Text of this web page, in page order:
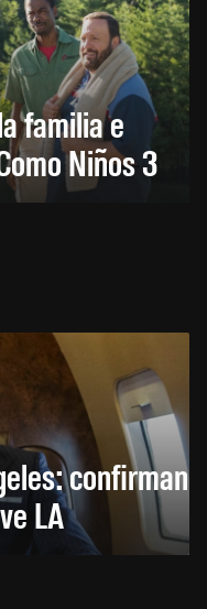
familia e
Niños 3
confirman
LA